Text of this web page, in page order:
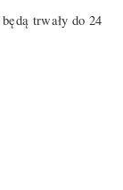
trwały do 24